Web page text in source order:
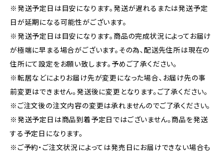
※発送予定日は目安になります。発送が遅れるまたは発送予定
日が延期になる可能性がございます。
※発送予定日は目安になります。商品の完成状況によってお届け
が極端に早まる場合がございます。その為、配送先住所は現在の
住所にて設定をお願い致します。予めご了承ください。
※転居などによりお届け先が変更になった場合、お届け先の事
前変更はできません。発送後に変更となります。ご了承ください。
※ご注文後の注文内容の変更は承れませんのでご了承ください。
※発送予定日は商品到着予定日ではございません。商品を発送
する予定日になります。
※ご予約・ご注文状況によっては発売日にお届けできない場合も